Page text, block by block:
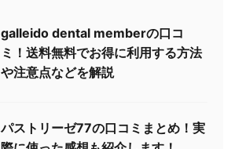
galleido dental memberの口コ
ミ！送料無料でお得に利用する方法
や注意点などを解説
パストリーゼ77の口コミまとめ！実